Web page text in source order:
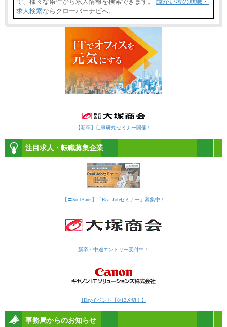
求人検索ならクローバーナビへ。
【新卒】仕事研究セミナー開催！
注目求人・転職募集企業
【〓SoftBank】「Real Jobセミナー」募集中！
新卒・中途エントリー受付中！
1Dayイベント【8/12〆切！】
事務局からのお知らせ